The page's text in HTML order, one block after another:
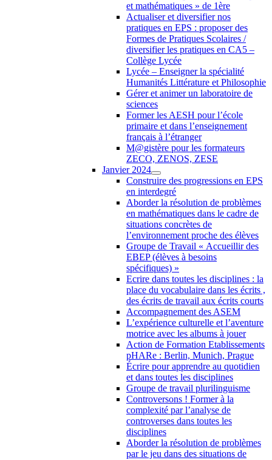
et mathématiques » de 1ère
Actualiser et diversifier nos
pratiques en EPS : proposer des
Formes de Pratiques Scolaires /
diversifier les pratiques en CA5 –
Collège Lycée
Lycée – Enseigner la spécialité
Humanités Littérature et Philosophie
Gérer et animer un laboratoire de
sciences
Former les AESH pour l’école
primaire et dans l’enseignement
français à l’étranger
M@gistère pour les formateurs
ZECO, ZENOS, ZESE
Janvier 2024
Construire des progressions en EPS
en interdegré
Aborder la résolution de problèmes
en mathématiques dans le cadre de
situations concrètes de
l’environnement proche des élèves
Groupe de Travail « Accueillir des
EBEP (élèves à besoins
spécifiques) »
Ecrire dans toutes les disciplines : la
place du vocabulaire dans les écrits ,
des écrits de travail aux écrits courts
Accompagnement des ASEM
L’expérience culturelle et l’aventure
motrice avec les albums à jouer
Action de Formation Etablissements
pHARe : Berlin, Munich, Prague
Écrire pour apprendre au quotidien
et dans toutes les disciplines
Groupe de travail plurilinguisme
Controversons ! Former à la
complexité par l’analyse de
controverses dans toutes les
disciplines
Aborder la résolution de problèmes
par le jeu dans des situations de